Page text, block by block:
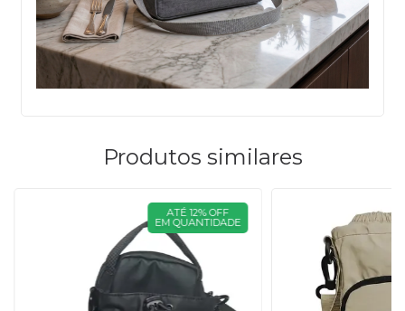
Produtos similares
ATÉ 12% OFF
EM QUANTIDADE